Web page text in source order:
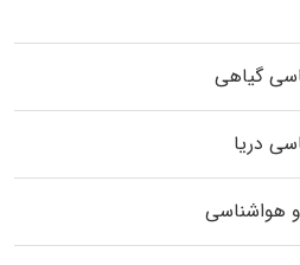
گیاهی
دریا
هواشناسی